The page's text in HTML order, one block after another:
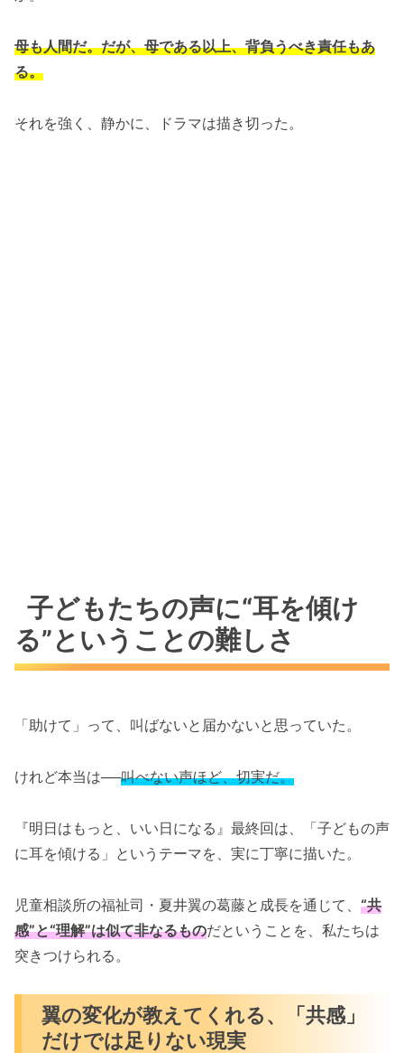
母も人間だ。だが、母である以上、背負うべき責任もあ
る。
それを強く、静かに、ドラマは描き切った。
子どもたちの声に“耳を傾け
る”ということの難しさ
「助けて」って、叫ばないと届かないと思っていた。
けれど本当は──叫べない声ほど、切実だ。
『明日はもっと、いい日になる』最終回は、「子どもの声
に耳を傾ける」というテーマを、実に丁寧に描いた。
児童相談所の福祉司・夏井翼の葛藤と成長を通じて、 “共
感”と“理解”は似て非なるものだということを、私たちは
突きつけられる。
翼の変化が教えてくれる、「共感」
だけでは足りない現実